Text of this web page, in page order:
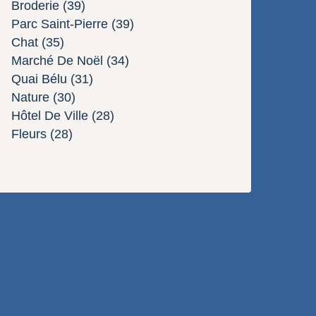
Broderie (39)
Parc Saint-Pierre (39)
Chat (35)
Marché De Noël (34)
Quai Bélu (31)
Nature (30)
Hôtel De Ville (28)
Fleurs (28)